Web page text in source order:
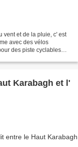
vent et de la pluie, c' est
avec des vélos
des piste cyclables